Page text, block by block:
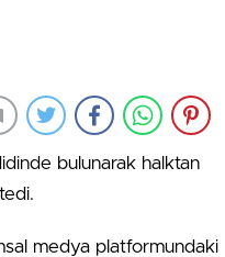
bulunarak halktan
medya platformundaki